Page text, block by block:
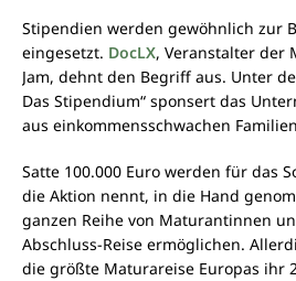
Stipendien werden gewöhnlich zur
eingesetzt. DocLX, Veranstalter der
Jam, dehnt den Begriff aus. Unter
Das Stipendium“ sponsert das
aus einkommensschwachen
Satte 100.000 Euro werden für das
die Aktion nennt, in die Hand
ganzen Reihe von Maturantinnen
Abschluss-Reise ermöglichen.
die größte Maturareise Europas ihr